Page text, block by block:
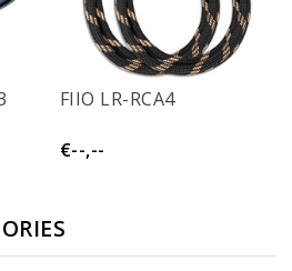
FIIO LR-RCA4
€--,--